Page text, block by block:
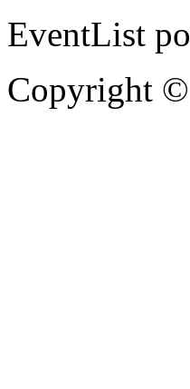
EventList
Copyright ©